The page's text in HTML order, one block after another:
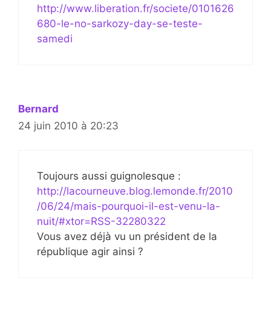
http://www.liberation.fr/societe/0101626
680-le-no-sarkozy-day-se-teste-
samedi
Bernard
24 juin 2010 à 20:23
Toujours aussi guignolesque :
http://lacourneuve.blog.lemonde.fr/2010
/06/24/mais-pourquoi-il-est-venu-la-
nuit/#xtor=RSS-32280322
Vous avez déjà vu un président de la
république agir ainsi ?